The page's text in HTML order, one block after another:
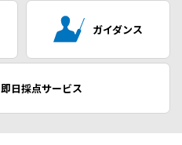
ガイダンス
即日採点サービス